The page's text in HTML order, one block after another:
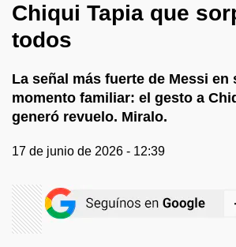
Chiqui Tapia que
todos
La señal más fuerte de Messi en
momento familiar: el gesto a
generó revuelo. Miralo.
17 de junio de 2026 - 12:39